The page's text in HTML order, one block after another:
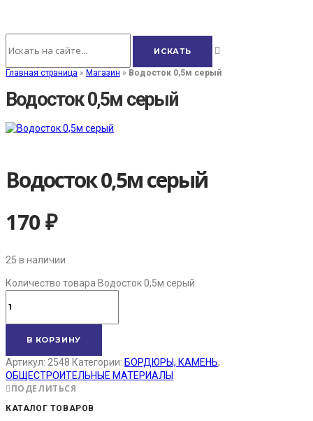
Главная страница » Магазин » Водосток 0,5м серый
Водосток 0,5м серый
Водосток 0,5м серый
170₽
25 в наличии
Количество товара Водосток 0,5м серый
В КОРЗИНУ
Артикул: 2548 Категории: БОРДЮРЫ, КАМЕНЬ,
ОБЩЕСТРОИТЕЛЬНЫЕ МАТЕРИАЛЫ
ПОДЕЛИТЬСЯ
КАТАЛОГ ТОВАРОВ